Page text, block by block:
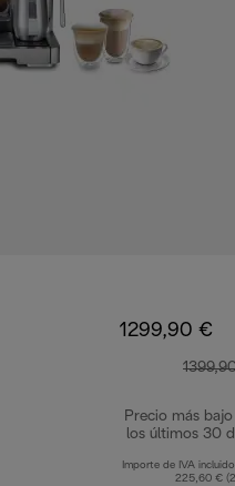
1299,90 €
Precio más bajo
los últimos 30
Importe de IVA
225,60 €